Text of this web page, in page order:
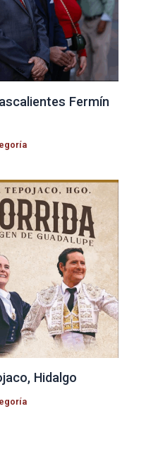
Fermín
Hidalgo